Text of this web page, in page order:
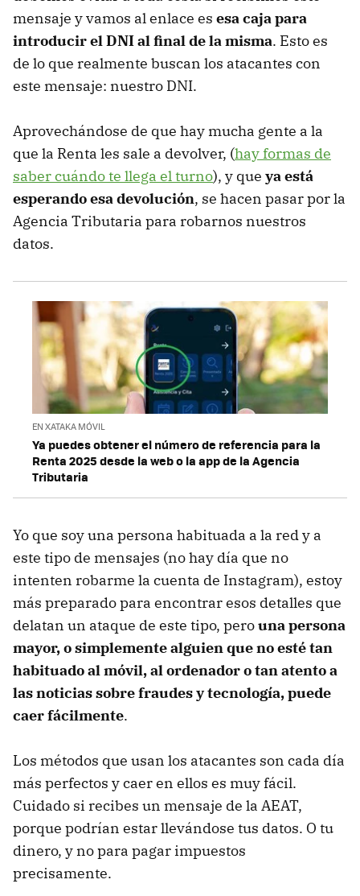
mensaje y vamos al enlace es esa caja para
introducir el DNI al final de la misma. Esto es
de lo que realmente buscan los atacantes con
este mensaje: nuestro DNI.
Aprovechándose de que hay mucha gente a la
que la Renta les sale a devolver, (hay formas de
saber cuándo te llega el turno), y que ya está
esperando esa devolución, se hacen pasar por la
Agencia Tributaria para robarnos nuestros
datos.
EN XATAKA MÓVIL
Ya puedes obtener el número de referencia para la
Renta 2025 desde la web o la app de la Agencia
Tributaria
Yo que soy una persona habituada a la red y a
este tipo de mensajes (no hay día que no
intenten robarme la cuenta de Instagram), estoy
más preparado para encontrar esos detalles que
delatan un ataque de este tipo, perouna persona
mayor, o simplemente alguien que no esté tan
habituado al móvil, al ordenador o tan atento a
las noticias sobre fraudes y tecnología, puede
caer fácilmente.
Los métodos que usan los atacantes son cada día
más perfectos y caer en ellos es muy fácil.
Cuidado si recibes un mensaje de la AEAT,
porque podrían estar llevándose tus datos. O tu
dinero, y no para pagar impuestos
precisamente.